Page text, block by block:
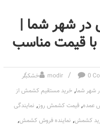
شهر شما |
قیمت مناسب
modir 0
خشکبار
شهر شما, خرید مستقیم کشمش از
عمده, قیمت کشمش روز, نمایندگی
کشمش, نماینده فروش کشمش,